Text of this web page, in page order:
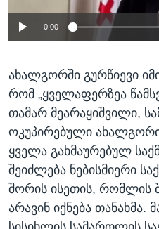
0:00
ახალგორში გურწიევი
რომ „ყველაფერზეა
თამარ მეარაყიშვილი,
ოკუპირებული
ყველა გახმაურებულ
შეიძლება ნებისმიერი
შორის ისეთის, რომლის
არავინ იქნება თანახმა.